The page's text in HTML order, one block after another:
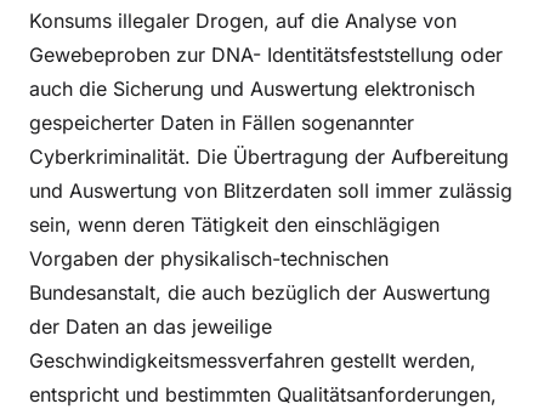
Konsums illegaler Drogen, auf die Analyse von
Gewebeproben zur DNA- Identitätsfeststellung oder
auch die Sicherung und Auswertung elektronisch
gespeicherter Daten in Fällen sogenannter
Cyberkriminalität. Die Übertragung der Aufbereitung
und Auswertung von Blitzerdaten soll immer zulässig
sein, wenn deren Tätigkeit den einschlägigen
Vorgaben der physikalisch-technischen
Bundesanstalt, die auch bezüglich der Auswertung
der Daten an das jeweilige
Geschwindigkeitsmessverfahren gestellt werden,
entspricht und bestimmten Qualitätsanforderungen,